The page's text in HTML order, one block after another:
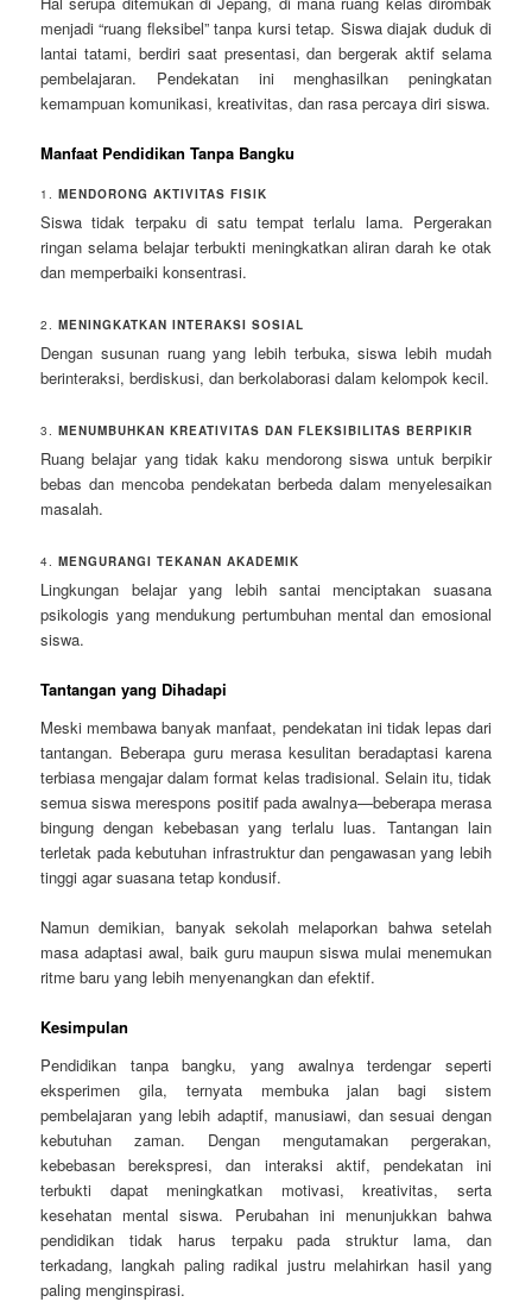
menjadi “ruang fleksibel” tanpa kursi tetap. Siswa diajak duduk di
lantai tatami, berdiri saat presentasi, dan bergerak aktif selama
pembelajaran. Pendekatan ini menghasilkan peningkatan
kemampuan komunikasi, kreativitas, dan rasa percaya diri siswa.
Manfaat Pendidikan Tanpa Bangku
1.MENDORONG AKTIVITAS FISIK
Siswa tidak terpaku di satu tempat terlalu lama. Pergerakan
ringan selama belajar terbukti meningkatkan aliran darah ke otak
dan memperbaiki konsentrasi.
2.MENINGKATKAN INTERAKSI SOSIAL
Dengan susunan ruang yang lebih terbuka, siswa lebih mudah
berinteraksi, berdiskusi, dan berkolaborasi dalam kelompok kecil.
3.MENUMBUHKAN KREATIVITAS DAN FLEKSIBILITAS BERPIKIR
Ruang belajar yang tidak kaku mendorong siswa untuk berpikir
bebas dan mencoba pendekatan berbeda dalam menyelesaikan
masalah.
4.MENGURANGI TEKANAN AKADEMIK
Lingkungan belajar yang lebih santai menciptakan suasana
psikologis yang mendukung pertumbuhan mental dan emosional
siswa.
Tantangan yang Dihadapi
Meski membawa banyak manfaat, pendekatan ini tidak lepas dari
tantangan. Beberapa guru merasa kesulitan beradaptasi karena
terbiasa mengajar dalam format kelas tradisional. Selain itu, tidak
semua siswa merespons positif pada awalnya—beberapa merasa
bingung dengan kebebasan yang terlalu luas. Tantangan lain
terletak pada kebutuhan infrastruktur dan pengawasan yang lebih
tinggi agar suasana tetap kondusif.
Namun demikian, banyak sekolah melaporkan bahwa setelah
masa adaptasi awal, baik guru maupun siswa mulai menemukan
ritme baru yang lebih menyenangkan dan efektif.
Kesimpulan
Pendidikan tanpa bangku, yang awalnya terdengar seperti
eksperimen gila, ternyata membuka jalan bagi sistem
pembelajaran yang lebih adaptif, manusiawi, dan sesuai dengan
kebutuhan zaman. Dengan mengutamakan pergerakan,
kebebasan berekspresi, dan interaksi aktif, pendekatan ini
terbukti dapat meningkatkan motivasi, kreativitas, serta
kesehatan mental siswa. Perubahan ini menunjukkan bahwa
pendidikan tidak harus terpaku pada struktur lama, dan
terkadang, langkah paling radikal justru melahirkan hasil yang
paling menginspirasi.